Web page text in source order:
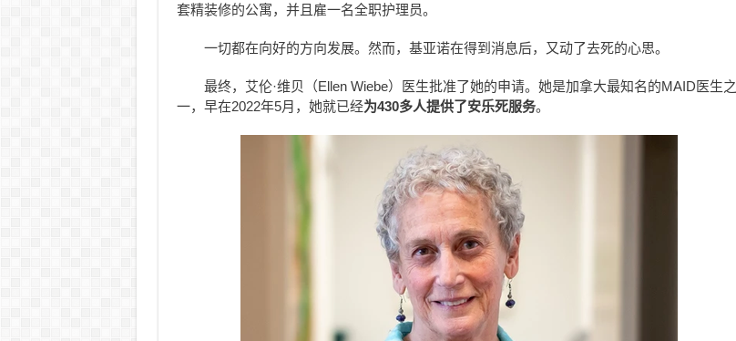
套精装修的公寓，并且雇一名全职护理员。
一切都在向好的方向发展。然而，基亚诺在得到消息后，又动了去死的心思。
最终，艾伦·维贝（Ellen Wiebe）医生批准了她的申请。她是加拿大最知名的MAID医生之
一，早在2022年5月，她就已经为430多人提供了安乐死服务。